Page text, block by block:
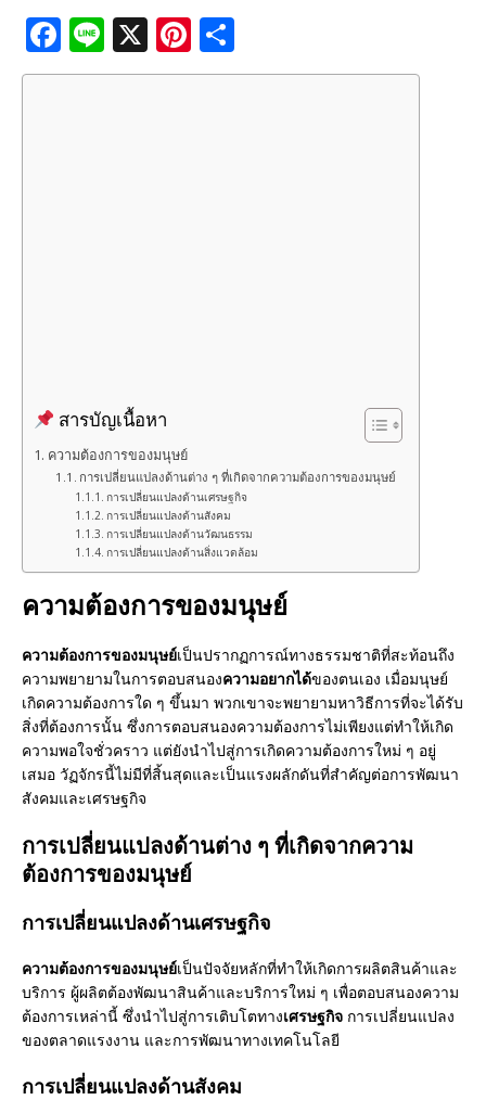
F
a
Li
n
X Pi
n h
สารบัญเนื้อหา
ความต้องการของมนุษย์
การเปลี่ยนแปลงด้านต่าง ๆ ที่เกิดจากความต้องการของมนุษย์
การเปลี่ยนแปลงด้านเศรษฐกิจ
การเปลี่ยนแปลงด้านสังคม
การเปลี่ยนแปลงด้านวัฒนธรรม
การเปลี่ยนแปลงด้านสิ่งแวดล้อม
ความต้องการของมนุษย์
ความต้องการของมนุษย์เป็นปรากฏการณ์ทางธรรมชาติที่สะท้อนถึง
ความพยายามในการตอบสนองความอยากได้ของตนเอง เมื่อมนุษย์
เกิดความต้องการใด ๆ ขึ้นมา พวกเขาจะพยายามหาวิธีการที่จะได้รับ
สิ่งที่ต้องการนั้น ซึ่งการตอบสนองความต้องการไม่เพียงแต่ทำให้เกิด
ความพอใจชั่วคราว แต่ยังนำไปสู่การเกิดความต้องการใหม่ ๆ อยู่
เสมอ วัฏจักรนี้ไม่มีที่สิ้นสุดและเป็นแรงผลักดันที่สำคัญต่อการพัฒนา
สังคมและเศรษฐกิจ
การเปลี่ยนแปลงด้านต่าง ๆ ที่เกิดจากความ
ต้องการของมนุษย์
การเปลี่ยนแปลงด้านเศรษฐกิจ
ความต้องการของมนุษย์เป็นปัจจัยหลักที่ทำให้เกิดการผลิตสินค้าและ
บริการ ผู้ผลิตต้องพัฒนาสินค้าและบริการใหม่ ๆ เพื่อตอบสนองความ
ต้องการเหล่านี้ ซึ่งนำไปสู่การเติบโตทางเศรษฐกิจ การเปลี่ยนแปลง
ของตลาดแรงงาน และการพัฒนาทางเทคโนโลยี
การเปลี่ยนแปลงด้านสังคม